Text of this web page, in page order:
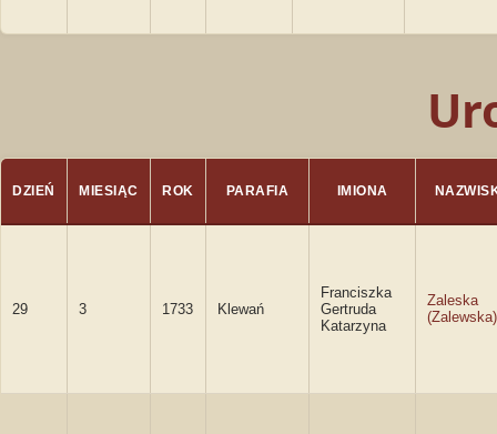
DZIEŃ MIESIĄC ROK PARAFIA IMIONA
29 3 1733 Klewań
Franciszka
Gertruda
Katarzyna
Zaleska
(Zalewska)